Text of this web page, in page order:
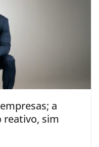
a
reativo, sim